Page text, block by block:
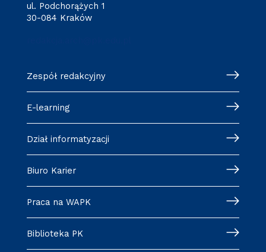
ul. Podchorążych 1
30-084 Kraków
Zespół redakcyjny
E-learning
Dział informatyzacji
Biuro Karier
Praca na WAPK
Biblioteka PK